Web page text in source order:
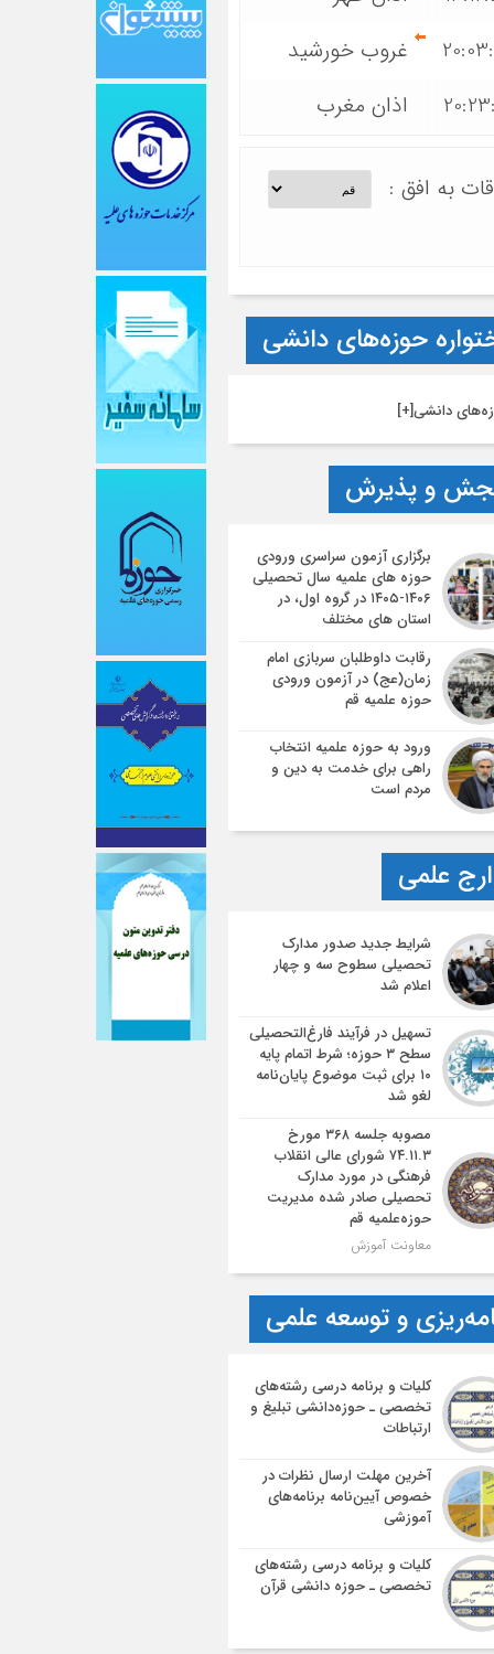
غروب خورشید
اذان مغرب
به افق :
حوزه‌های دانشی
دانشی[+]
و پذیرش
برگزاری آزمون سراسری ورودی
حوزه های علمیه سال تحصیلی
۱۴۰۶-۱۴۰۵ در گروه اول، در
استان های مختلف
رقابت داوطلبان سربازی امام
زمان(عج) در آزمون ورودی
حوزه علمیه قم
ورود به حوزه علمیه انتخاب
راهی برای خدمت به دین و
مردم است
علمی
شرایط جدید صدور مدارک
تحصیلی سطوح سه و چهار
اعلام شد
تسهیل در فرآیند فارغ‌التحصیلی
سطح ۳ حوزه؛ شرط اتمام پایه
۱۰ برای ثبت موضوع پایان‌نامه
لغو شد
مصوبه جلسه ۳۶۸ مورخ
۷۴.۱۱.۳ شورای عالی انقلاب
فرهنگی در مورد مدارک
تحصیلی صادر شده مدیریت
حوزه‌علمیه قم
معاونت آموزش
و توسعه علمی
کلیات و برنامه درسی رشته‌های
تخصصی ـ حوزه‌دانشی تبلیغ و
ارتباطات
آخرین مهلت ارسال نظرات در
خصوص آیین‌نامه‌ برنامه‌های
آموزشی
کلیات و برنامه درسی رشته‌های
تخصصی ـ حوزه دانشی قرآن